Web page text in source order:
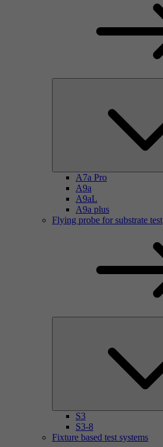
A7a Pro
A9a
A9aL
A9a plus
Flying probe for substrate test
S3
S3-8
Fixture based test systems